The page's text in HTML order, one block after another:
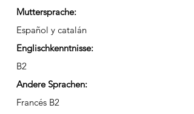
Muttersprache:
Español y catalán
Englischkenntnisse:
B2
Andere Sprachen:
Francés B2